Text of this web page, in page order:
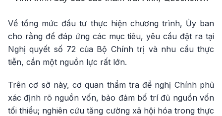
Về tổng mức đầu tư thực hiện chương trình, Ủy ban
cho rằng để đáp ứng các mục tiêu, yêu cầu đặt ra tại
Nghị quyết số 72 của Bộ Chính trị và nhu cầu thực
tiễn, cần một nguồn lực rất lớn.
Trên cơ sở này, cơ quan thẩm tra đề nghị Chính phủ
xác định rõ nguồn vốn, bảo đảm bố trí đủ nguồn vốn
tối thiểu; nghiên cứu tăng cường xã hội hóa trong thực